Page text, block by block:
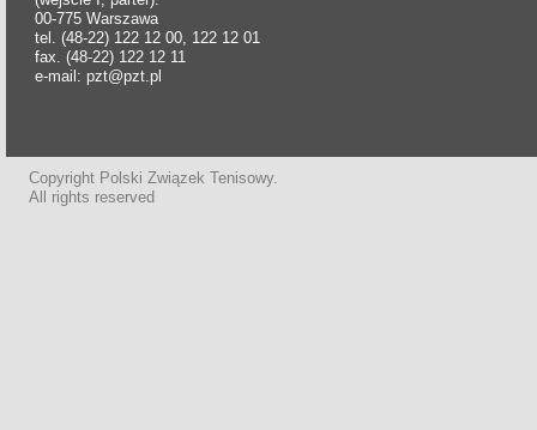
00-775 Warszawa
tel. (48-22) 122 12 00, 122 12 01
fax. (48-22) 122 12 11
e-mail: pzt@pzt.pl
Copyright Polski Związek Tenisowy.
All rights reserved